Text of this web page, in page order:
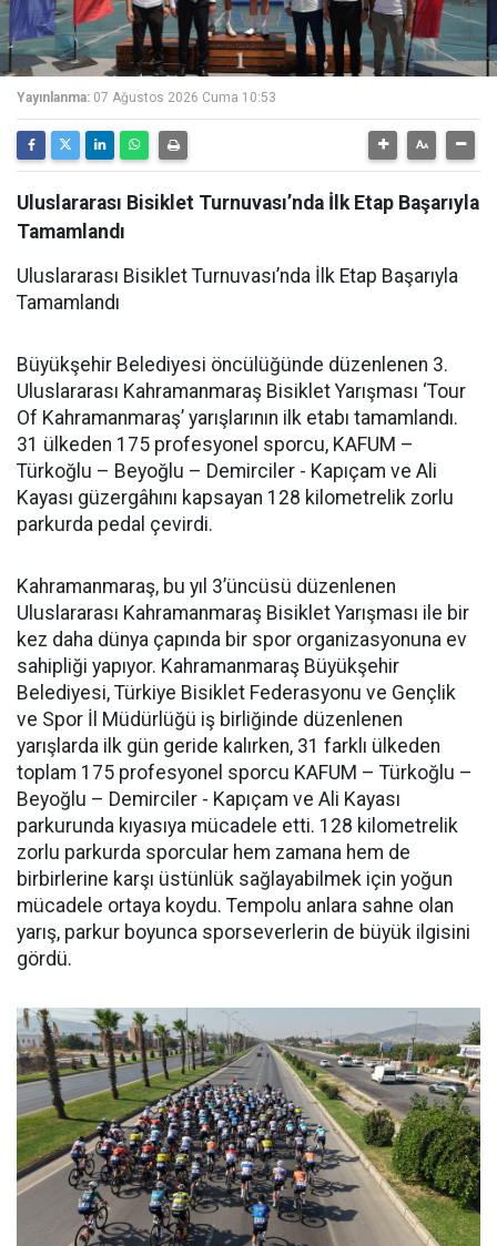
Yayınlanma: 07 Ağustos 2026 Cuma 10:53
Uluslararası Bisiklet Turnuvası’nda İlk Etap Başarıyla
Tamamlandı
Uluslararası Bisiklet Turnuvası’nda İlk Etap Başarıyla
Tamamlandı
Büyükşehir Belediyesi öncülüğünde düzenlenen 3.
Uluslararası Kahramanmaraş Bisiklet Yarışması ‘Tour
Of Kahramanmaraş’ yarışlarının ilk etabı tamamlandı.
31 ülkeden 175 profesyonel sporcu, KAFUM –
Türkoğlu – Beyoğlu – Demirciler - Kapıçam ve Ali
Kayası güzergâhını kapsayan 128 kilometrelik zorlu
parkurda pedal çevirdi.
Kahramanmaraş, bu yıl 3’üncüsü düzenlenen
Uluslararası Kahramanmaraş Bisiklet Yarışması ile bir
kez daha dünya çapında bir spor organizasyonuna ev
sahipliği yapıyor. Kahramanmaraş Büyükşehir
Belediyesi, Türkiye Bisiklet Federasyonu ve Gençlik
ve Spor İl Müdürlüğü iş birliğinde düzenlenen
yarışlarda ilk gün geride kalırken, 31 farklı ülkeden
toplam 175 profesyonel sporcu KAFUM – Türkoğlu –
Beyoğlu – Demirciler - Kapıçam ve Ali Kayası
parkurunda kıyasıya mücadele etti. 128 kilometrelik
zorlu parkurda sporcular hem zamana hem de
birbirlerine karşı üstünlük sağlayabilmek için yoğun
mücadele ortaya koydu. Tempolu anlara sahne olan
yarış, parkur boyunca sporseverlerin de büyük ilgisini
gördü.